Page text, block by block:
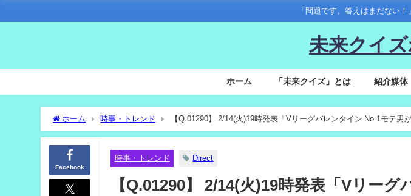
「問題です。答えはまだない
未来クイズ
ホーム 「未来クイズ」とは 紹介媒体
ホーム 時事・トレンド
【Q.01290】 2/14(火)19時発表「Vリーグバレンタイン No.1モテ男
位になる選手は？
Facebook
時事・トレンド Direct
【Q.01290】 2/14(火)19時発表「Vリー